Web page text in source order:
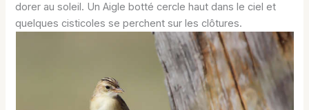
dorer au soleil. Un Aigle botté cercle haut dans le ciel et
quelques cisticoles se perchent sur les clôtures.